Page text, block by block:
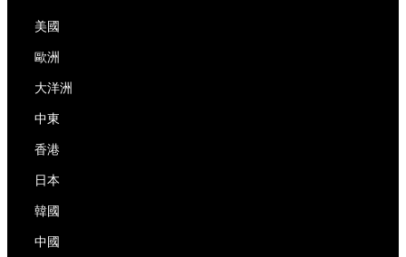
美國
歐洲
大洋洲
中東
香港
日本
韓國
中國